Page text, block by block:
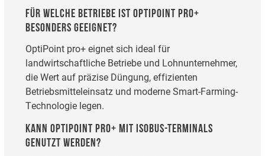
FÜR WELCHE BETRIEBE IST OPTIPOINT PRO+
BESONDERS GEEIGNET?
OptiPoint pro+ eignet sich ideal für
landwirtschaftliche Betriebe und Lohnunternehmer,
die Wert auf präzise Düngung, effizienten
Betriebsmitteleinsatz und moderne Smart-Farming-
Technologie legen.
KANN OPTIPOINT PRO+ MIT ISOBUS-TERMINALS
GENUTZT WERDEN?